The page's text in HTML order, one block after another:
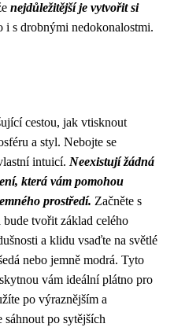
nejdůležitější je vytvořit si
i s drobnými nedokonalostmi.
cestou, jak vtisknout
a styl. Nebojte se
intuicí. Neexistují žádná
která vám pomohou
prostředí. Začněte s
tvořit základ celého
a klidu vsaďte na světlé
nebo jemně modrá. Tyto
vám ideální plátno pro
po výraznějším a
sáhnout po sytějších